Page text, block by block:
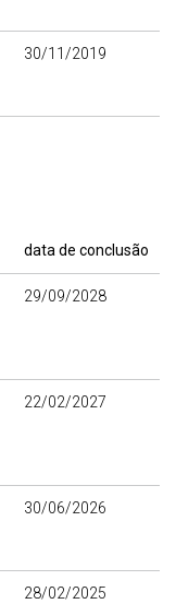
30/11/2019
data de conclusão
29/09/2028
22/02/2027
30/06/2026
28/02/2025